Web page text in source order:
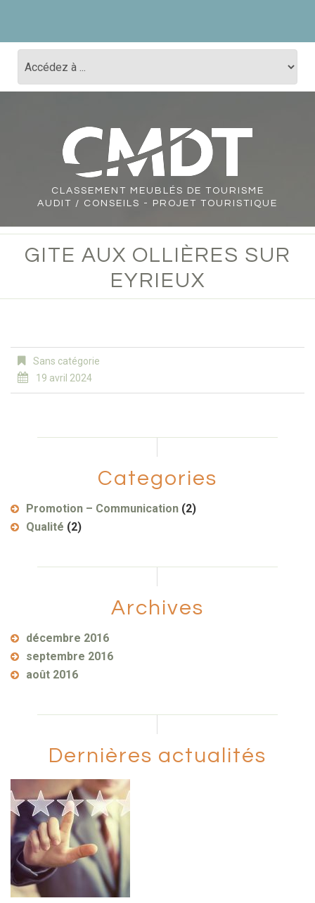
CLASSEMENT
MEUBLÉS DE TOURISME
AUDIT / CONSEILS - PROJET TOURISTIQUE
GITE AUX OLLIÈRES SUR
EYRIEUX
Sans catégorie
19 avril 2024
Categories
Promotion – Communication (2)
Qualité (2)
Archives
décembre 2016
septembre 2016
août 2016
Dernières actualités